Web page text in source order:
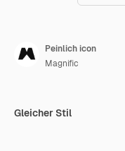
Peinlich icon
Magnific
Gleicher Stil